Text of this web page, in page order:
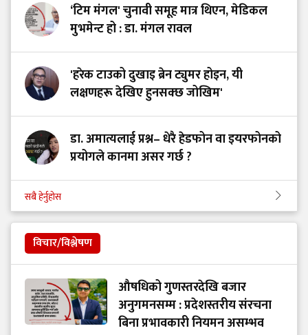
‘टिम मंगल' चुनावी समूह मात्र थिएन, मेडिकल
मुभमेन्ट हो : डा. मंगल रावल
'हरेक टाउको दुखाइ ब्रेन ट्युमर होइन, यी
लक्षणहरू देखिए हुनसक्छ जोखिम'
डा. अमात्यलाई प्रश्न– धेरै हेडफोन वा इयरफोनको
प्रयोगले कानमा असर गर्छ ?
सबै हेर्नुहोस
विचार/विश्लेषण
औषधिको गुणस्तरदेखि बजार
अनुगमनसम्म : प्रदेशस्तरीय संरचना
बिना प्रभावकारी नियमन असम्भव